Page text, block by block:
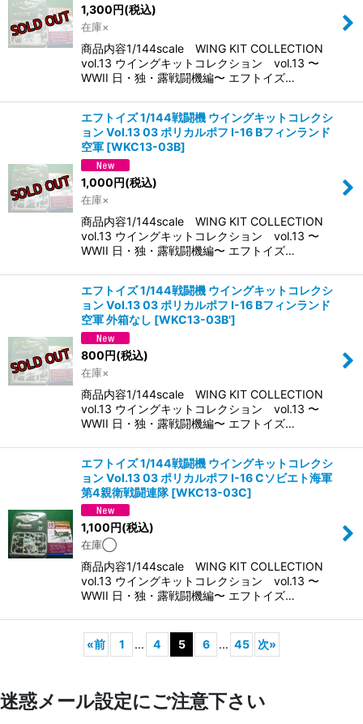
1,300 円(税込)
在庫×
商品内容1/144scale WING KIT COLLECTION
vol.13 ウイングキットコレクション vol.13 〜
WWII 日・独・露戦闘機編〜 エフトイズ…
エフトイズ 1/144戦闘機 ウイングキットコレクシ
ョン Vol.13 03 ポリカルポフ I-16 Bフィンランド
空軍 [WKC13-03B]
1,000円(税込)
在庫×
商品内容1/144scale WING KIT COLLECTION
vol.13 ウイングキットコレクション vol.13 〜
WWII 日・独・露戦闘機編〜 エフトイズ…
エフトイズ 1/144戦闘機 ウイングキットコレクシ
ョン Vol.13 03 ポリカルポフ I-16 Bフィンランド
空軍 外箱なし [WKC13-03B']
800円(税込)
在庫×
商品内容1/144scale WING KIT COLLECTION
vol.13 ウイングキットコレクション vol.13 〜
WWII 日・独・露戦闘機編〜 エフトイズ…
エフトイズ 1/144戦闘機 ウイングキットコレクシ
ョン Vol.13 03 ポリカルポフ I-16 Cソビエト海軍
第4親衛戦闘連隊 [WKC13-03C]
1,100 円(税込)
在庫◯
商品内容1/144scale WING KIT COLLECTION
vol.13 ウイングキットコレクション vol.13 〜
WWII 日・独・露戦闘機編〜 エフトイズ…
«前 1 ... 4 5 6 ... 45 次»
迷惑メール設定にご注意下さい